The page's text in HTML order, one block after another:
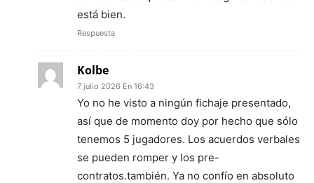
está bien.
Respuesta
Kolbe
7 julio 2026 En 16:43
Yo no he visto a ningún fichaje presentado,
así que de momento doy por hecho que sólo
tenemos 5 jugadores. Los acuerdos verbales
se pueden romper y los pre-
contratos.también. Ya no confío en absoluto